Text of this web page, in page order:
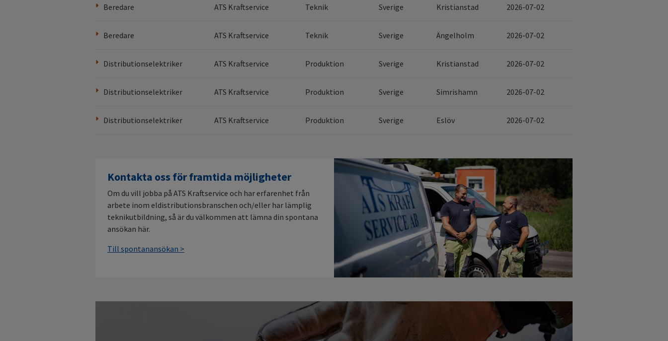
Beredare ATS Kraftservice Teknik Sverige Kristianstad 2026-07-02
Beredare ATS Kraftservice Teknik Sverige Ängelholm 2026-07-02
Distributionselektriker ATS Kraftservice Produktion Sverige Kristianstad 2026-07-02
Distributionselektriker ATS Kraftservice Produktion Sverige Simrishamn 2026-07-02
Distributionselektriker ATS Kraftservice Produktion Sverige Eslöv 2026-07-02
Kontakta oss för framtida möjligheter
Om du vill jobba på ATS Kraftservice och har erfarenhet från
arbete inom eldistributionsbranschen och/eller har lämplig
teknikutbildning, så är du välkommen att lämna din spontana
ansökan här.
Till spontanansökan >